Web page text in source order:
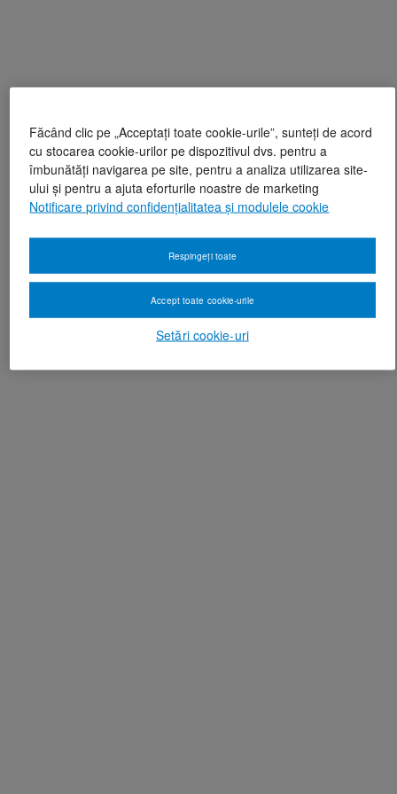
Făcând clic pe „Acceptați toate cookie-urile”, sunteți de acord
cu stocarea cookie-urilor pe dispozitivul dvs. pentru a
îmbunătăți navigarea pe site, pentru a analiza utilizarea site-
ului și pentru a ajuta eforturile noastre de marketing
Notificare privind confidențialitatea și modulele cookie
Setări cookie-uri
Respingeți toate
Accept toate cookie-urile